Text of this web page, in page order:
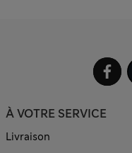
À VOTRE SERVICE
Livraison